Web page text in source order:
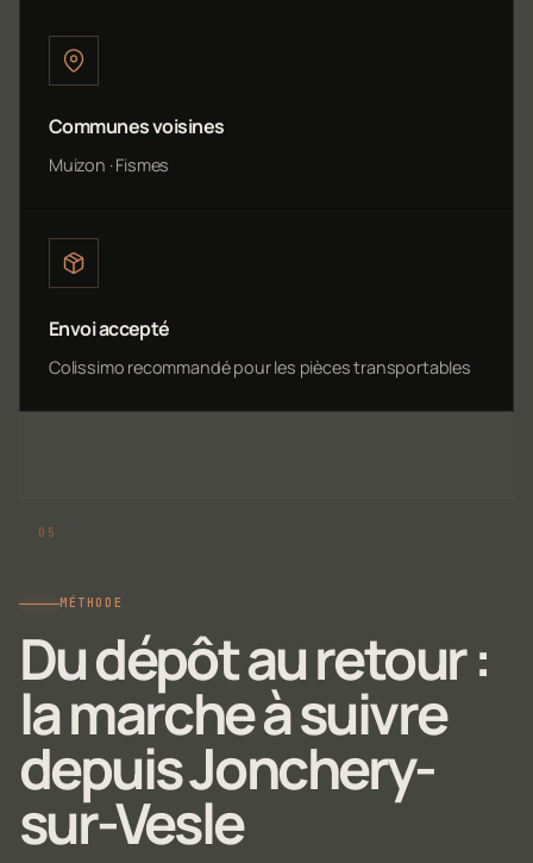
Communes voisines
Muizon · Fismes
Envoi accepté
Colissimo recommandé pour les pièces transportables
MÉTHODE
Du dépôt au retour :
la marche à suivre
depuis Jonchery-
sur-Vesle